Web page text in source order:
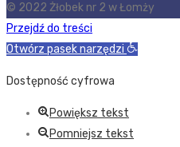
© 2022 Żłobek nr 2 w Łomży
Przejdź do treści
Otwórz pasek narzędzi
Dostępność cyfrowa
Powiększ tekst
Pomniejsz tekst